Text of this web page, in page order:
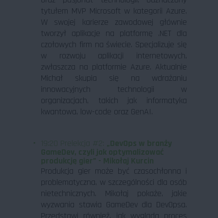
tytułem MVP Microsoft w kategorii Azure.
W swojej karierze zawodowej głównie
tworzył aplikacje na platformę .NET dla
czołowych firm na świecie. Specjalizuje się
w rozwoju aplikacji internetowych,
zwłaszcza na platformie Azure. Aktualnie
Michał skupia się na wdrażaniu
innowacyjnych technologii w
organizacjach, takich jak informatyka
kwantowa, low-code oraz GenAI.
Produkcja gier może być czasochłonna i
problematyczna, w szczególności dla osób
nietechnicznych. Mikołaj pokaże, jakie
wyzwania stawia GameDev dla DevOpsa.